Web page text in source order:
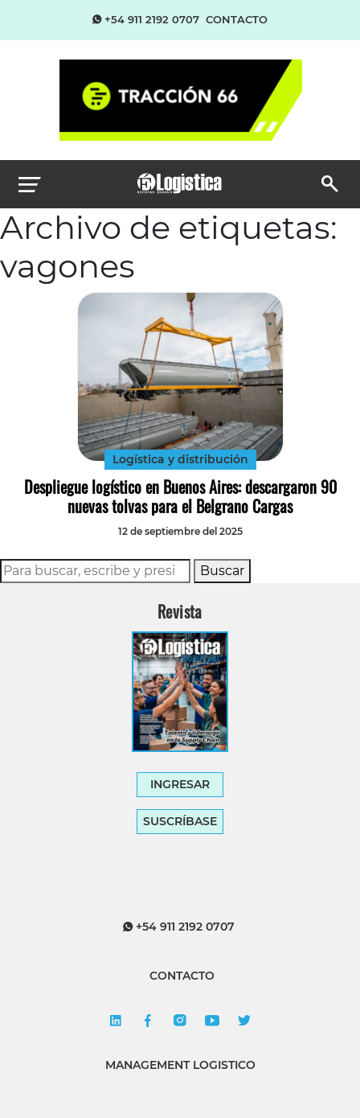
+54 911 2192 0707 CONTACTO
Archivo de etiquetas:
vagones
Logística y distribución
Despliegue logístico en Buenos Aires: descargaron 90
nuevas tolvas para el Belgrano Cargas
12 de septiembre del 2025
Buscar
Revista
INGRESAR
SUSCRÍBASE
+54 911 2192 0707
CONTACTO
MANAGEMENT LOGISTICO